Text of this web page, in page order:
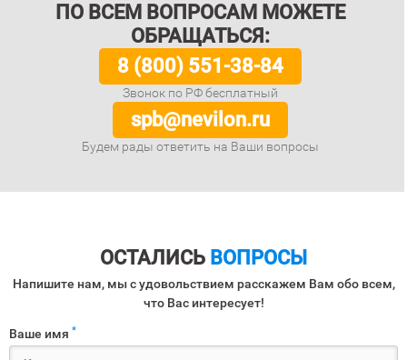
ПО ВСЕМ ВОПРОСАМ МОЖЕТЕ
ОБРАЩАТЬСЯ:
8 (800) 551-38-84
Звонок по РФ бесплатный
spb@nevilon.ru
Будем рады ответить на Ваши вопросы
ОСТАЛИСЬ ВОПРОСЫ
Напишите нам, мы с удовольствием расскажем Вам обо всем,
что Вас интересует!
Ваше имя *